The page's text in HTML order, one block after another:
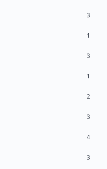
3
1
3
1
2
3
4
3